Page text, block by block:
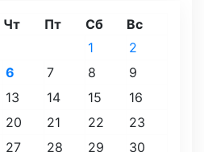
Чт Пт Сб
Вс
1
2
6 7 8
9
13 14 15
16
20 21 22
23
27 28 29 30